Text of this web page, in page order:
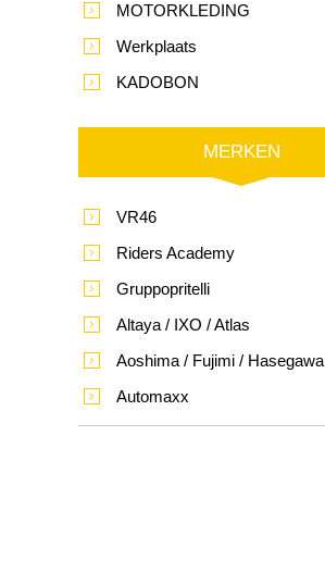
MOTORKLEDING
Werkplaats
KADOBON
MERKEN
VR46
Riders Academy
Gruppopritelli
Altaya / IXO / Atlas
Aoshima / Fujimi / Hasegawa
Automaxx